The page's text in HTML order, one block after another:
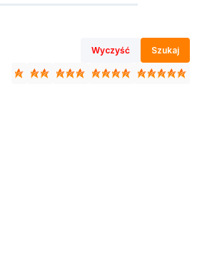
Wyczyść Szukaj